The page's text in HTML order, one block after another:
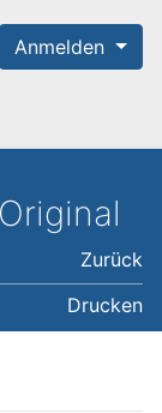
Anmelden
Zurück
Drucken